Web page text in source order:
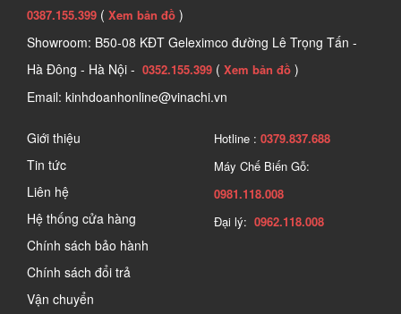
0387.155.399 ( Xem bản đồ )
Showroom: B50-08 KĐT Geleximco đường Lê Trọng Tấn -
Hà Đông - Hà Nội - 0352.155.399 ( Xem bản đồ )
Email: kinhdoanhonline@vinachi.vn
Giới thiệu
Tin tức
Liên hệ
Hệ thống cửa hàng
Chính sách bảo hành
Chính sách đổi trả
Vận chuyển
Hotline : 0379.837.688
Máy Chế Biến Gỗ:
0981.118.008
Đại lý: 0962.118.008